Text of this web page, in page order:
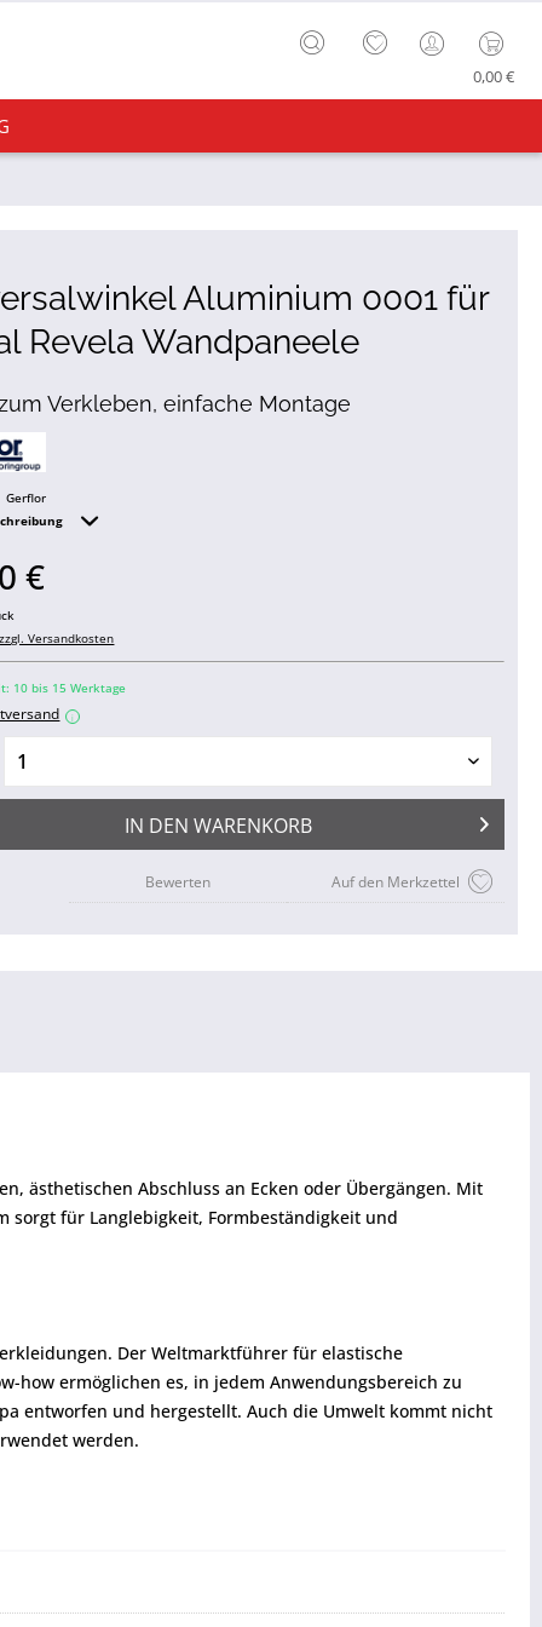
0,00 €
Aluminium 0001 für
Revela Wandpaneele
Verkleben, einfache Montage
Gerflor
€
zzgl. Versandkosten
10 bis 15 Werktage
i
IN DEN WARENKORB
Auf den Merkzettel
Bewerten
ästhetischen Abschluss an Ecken oder Übergängen. Mit
sorgt für Langlebigkeit, Formbeständigkeit und
Der Weltmarktführer für elastische
how ermöglichen es, in jedem Anwendungsbereich zu
entworfen und hergestellt. Auch die Umwelt kommt nicht
werden.